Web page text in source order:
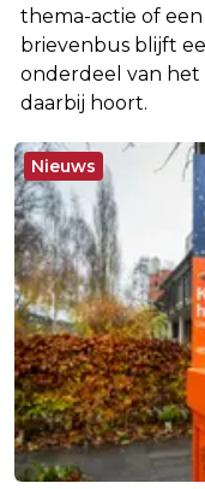
thema-actie of
brievenbus blijft
onderdeel van het
daarbij hoort.
Nieuws